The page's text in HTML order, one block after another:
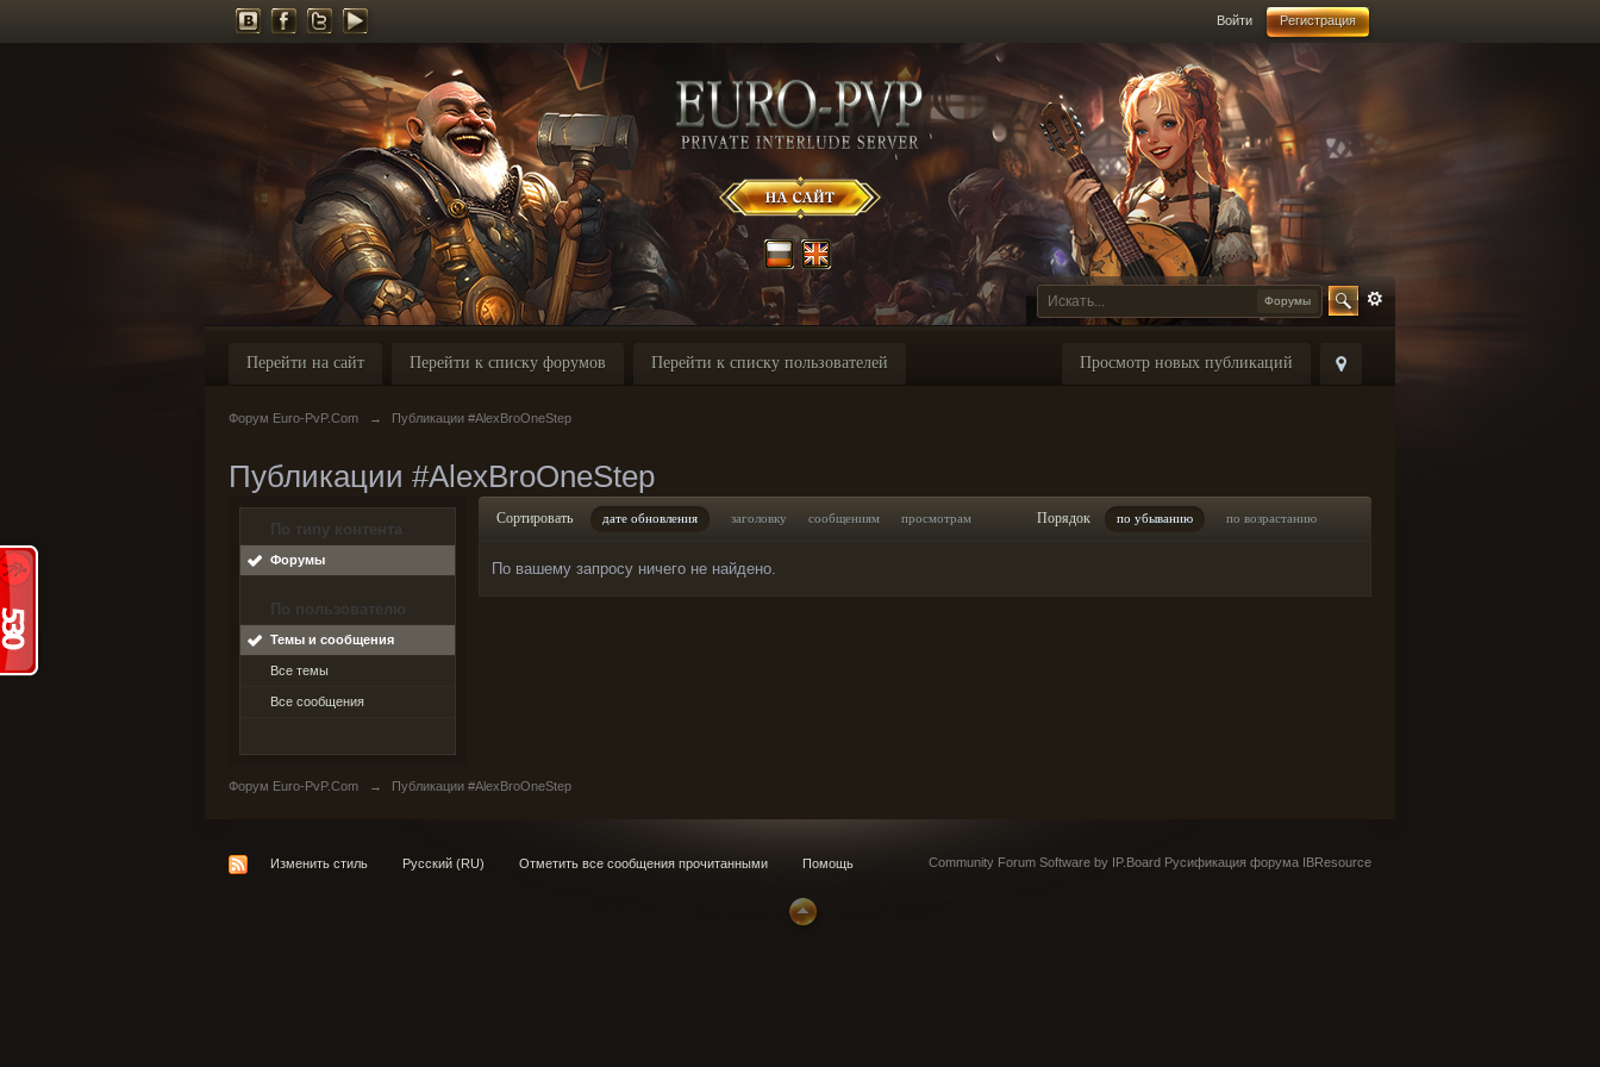
Войти Регистрация
Форумы
Просмотр новых публикаций
Перейти на сайт Перейти к списку форумов Перейти к списку пользователей
Форум Euro-PvP.Com → Публикации #AlexBroOneStep
Публикации #AlexBroOneStep
По типу контента
Форумы
По пользователю
Темы и сообщения
Все темы
Все сообщения
Сортировать дате обновления заголовку сообщениям просмотрам Порядок по убыванию по возрастанию
По вашему запросу ничего не найдено.
Форум Euro-PvP.Com → Публикации #AlexBroOneStep
Изменить стиль Русский (RU) Отметить все сообщения прочитанными Помощь Community Forum Software by IP.Board Русификация форума IBResource